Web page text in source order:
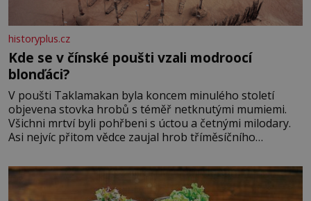
historyplus.cz
Kde se v čínské poušti vzali modroocí
blonďáci?
V poušti Taklamakan byla koncem minulého století
objevena stovka hrobů s téměř netknutými mumiemi.
Všichni mrtví byli pohřbeni s úctou a četnými milodary.
Asi nejvíc přitom vědce zaujal hrob tříměsíčního
blonďaté vlásky. Fakt, že jsou těla dávných lidí nesmírně
dobře zachovalá, přičítají odborníci zdejším klimatickým
podmínkám. Sucho, prosolené písky a extrémně